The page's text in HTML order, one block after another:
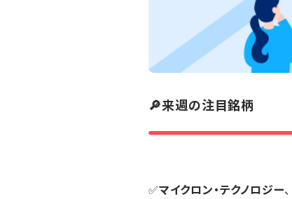
🔎来週の注目銘柄
✅マイクロン・テクノロジー、